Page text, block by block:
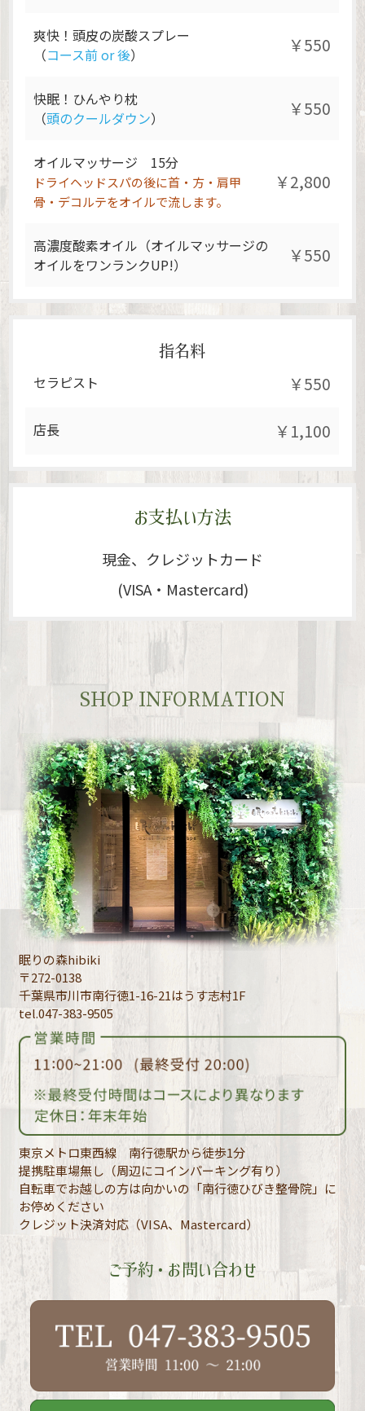
爽快！頭皮の炭酸スプレー
（コース前 or 後） ￥550
快眠！ひんやり枕
（頭のクールダウン） ￥550
オイルマッサージ 15分
ドライヘッドスパの後に首・方・肩甲
骨・デコルテをオイルで流します。
￥2,800
高濃度酸素オイル（オイルマッサージの
オイルをワンランクUP!）
￥550
指名料
セラピスト ￥550
店長 ￥1,100
お支払い方法
現金、クレジットカード
(VISA・Mastercard)
SHOP INFORMATION
眠りの森hibiki
〒272-0138
千葉県市川市南行徳1-16-21はうす志村1F
tel.047-383-9505
東京メトロ東西線 南行徳駅から徒歩1分
提携駐車場無し（周辺にコインパーキング有り）
自転車でお越しの方は向かいの「南行徳ひびき整骨院」に
お停めください
クレジット決済対応（VISA、Mastercard）
ご予約・お問い合わせ